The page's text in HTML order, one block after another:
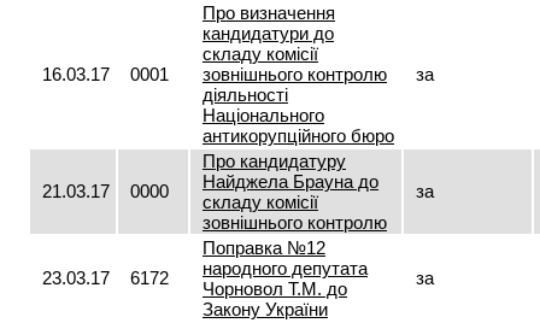
16.03.17 0001
Про визначення
кандидатури до
складу комісії
зовнішнього контролю
діяльності
Національного
антикорупційного бюро
за
21.03.17 0000
Про кандидатуру
Найджела Брауна до
складу комісії
зовнішнього контролю
за
23.03.17 6172
Поправка №12
народного депутата
Чорновол Т.М. до
Закону України
за